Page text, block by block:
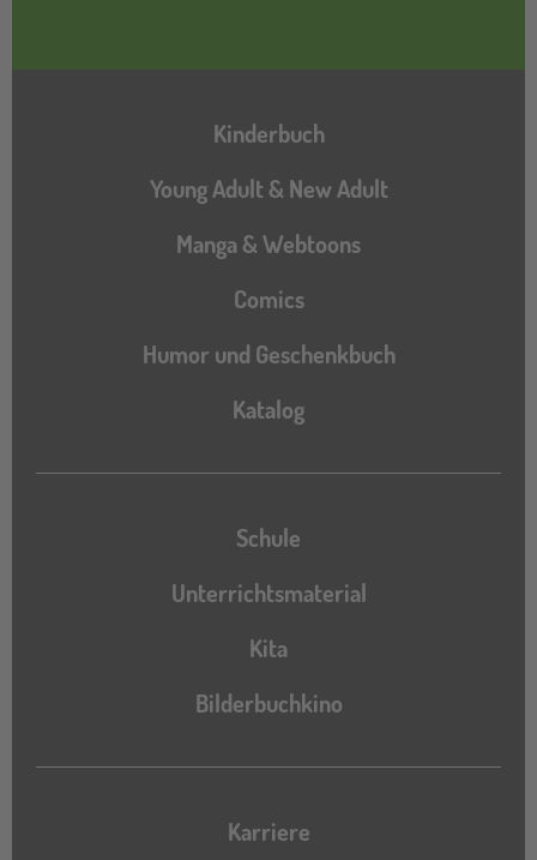
Hauptnavigation
Kinderbuch
Young Adult & New Adult
Manga & Webtoons
Comics
Humor und Geschenkbuch
Katalog
Katalog
Schule
Unterrichtsmaterial
Kita
Bilderbuchkino
Karriere